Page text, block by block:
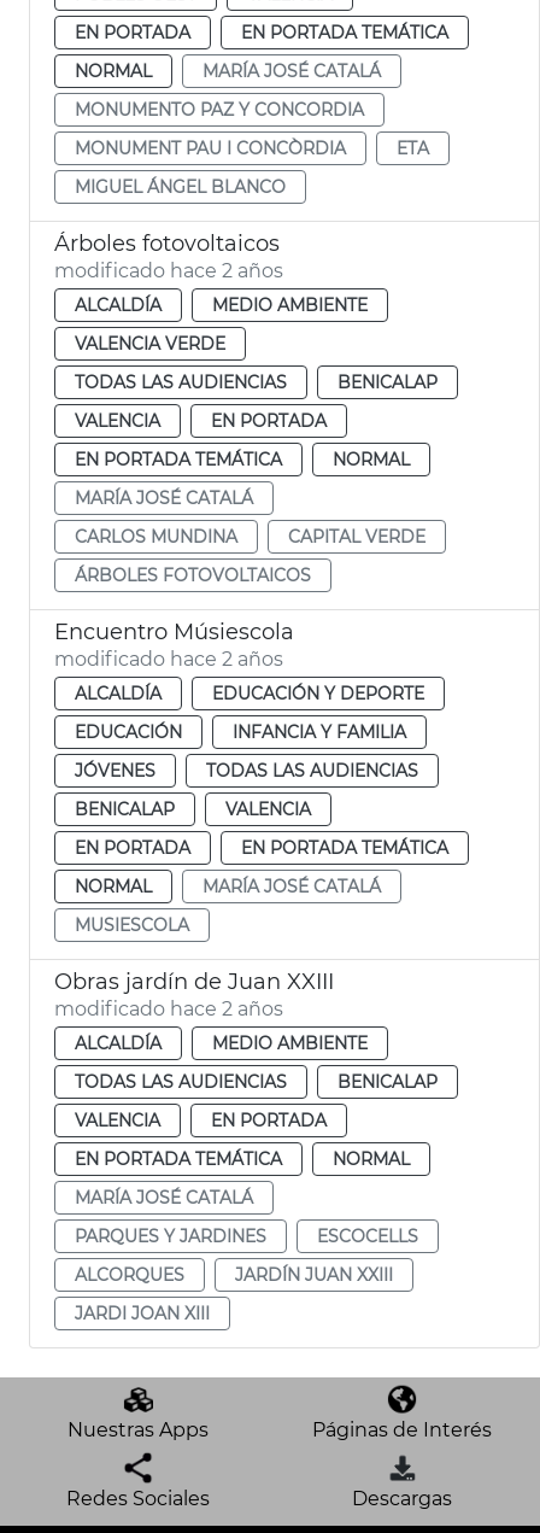
EN PORTADA
EN PORTADA TEMÁTICA
NORMAL
MARÍA JOSÉ CATALÁ
MONUMENTO PAZ Y CONCORDIA
MONUMENT PAU I CONCÒRDIA
ETA
MIGUEL ÁNGEL BLANCO
Árboles fotovoltaicos
modificado hace 2 años
ALCALDÍA
MEDIO AMBIENTE
VALENCIA VERDE
TODAS LAS AUDIENCIAS
BENICALAP
VALENCIA
EN PORTADA
EN PORTADA TEMÁTICA
NORMAL
MARÍA JOSÉ CATALÁ
CARLOS MUNDINA
CAPITAL VERDE
ÁRBOLES FOTOVOLTAICOS
Encuentro Músiescola
modificado hace 2 años
ALCALDÍA
EDUCACIÓN Y DEPORTE
EDUCACIÓN
INFANCIA Y FAMILIA
JÓVENES
TODAS LAS AUDIENCIAS
BENICALAP
VALENCIA
EN PORTADA
EN PORTADA TEMÁTICA
NORMAL
MARÍA JOSÉ CATALÁ
MUSIESCOLA
Obras jardín de Juan XXIII
modificado hace 2 años
ALCALDÍA
MEDIO AMBIENTE
TODAS LAS AUDIENCIAS
BENICALAP
VALENCIA
EN PORTADA
EN PORTADA TEMÁTICA
NORMAL
MARÍA JOSÉ CATALÁ
PARQUES Y JARDINES
ESCOCELLS
ALCORQUES
JARDÍN JUAN XXIII
JARDI JOAN XIII
Nuestras Apps Páginas de Interés
Redes Sociales Descargas